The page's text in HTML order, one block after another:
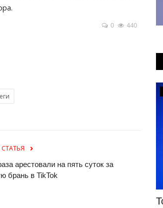
0 440
арестовали на пять суток за
брань в TikTok